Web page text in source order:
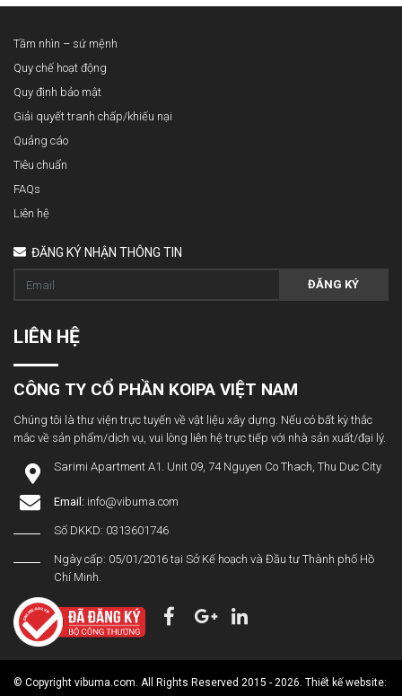
Tầm nhìn – sứ mệnh
Quy chế hoạt động
Quy định bảo mật
Giải quyết tranh chấp/khiếu nại
Quảng cáo
Tiêu chuẩn
FAQs
Liên hệ
ĐĂNG KÝ NHẬN THÔNG TIN
ĐĂNG KÝ
LIÊN HỆ
CÔNG TY CỔ PHẦN KOIPA VIỆT NAM
Chúng tôi là thư viện trực tuyến về vật liệu xây dựng. Nếu có bất kỳ thắc
mắc về sản phẩm/dịch vụ, vui lòng liên hệ trực tiếp với nhà sản xuất/đại lý.
Sarimi Apartment A1. Unit 09, 74 Nguyen Co Thach, Thu Duc City
Email: info@vibuma.com
Số DKKD: 0313601746
Ngày cấp: 05/01/2016 tại Sở Kế hoạch và Đầu tư Thành phố Hồ
Chí Minh.
© Copyright vibuma.com. All Rights Reserved 2015 - 2026. Thiết kế website: